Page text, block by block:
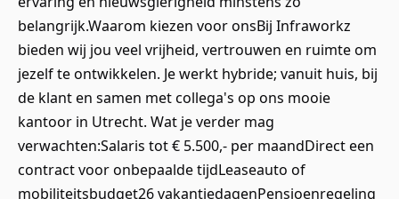
belangrijk.Waarom kiezen voor onsBij Infraworkz
bieden wij jou veel vrijheid, vertrouwen en ruimte om
jezelf te ontwikkelen. Je werkt hybride; vanuit huis, bij
de klant en samen met collega's op ons mooie
kantoor in Utrecht. Wat je verder mag
verwachten:Salaris tot € 5.500,- per maandDirect een
contract voor onbepaalde tijdLeaseauto of
mobiliteitsbudget26 vakantiedagenPensioenregeling